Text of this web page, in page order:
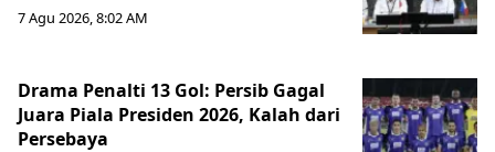
7 Agu 2026, 8:02 AM
Drama Penalti 13 Gol: Persib Gagal
Juara Piala Presiden 2026, Kalah dari
Persebaya